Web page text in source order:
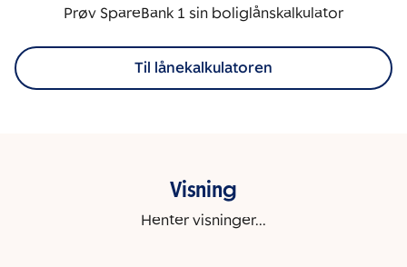
Prøv SpareBank 1 sin boliglånskalkulator
Til lånekalkulatoren
Visning
Henter visninger...